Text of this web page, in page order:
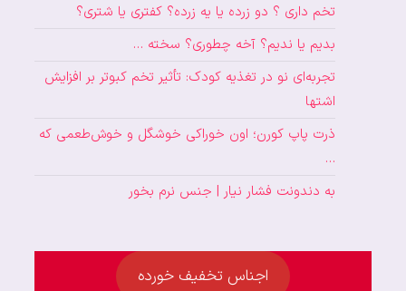
تخم داری ؟ دو زرده یا یه زرده؟ کفتری یا شتری؟
بدیم یا ندیم؟ آخه چطوری؟ سخته …
تجربه‌ای نو در تغذیه کودک: تأثیر تخم کبوتر بر افزایش
اشتها
ذرت پاپ کورن؛ اون خوراکی خوشگل و خوش‌طعمی که
…
به دندونت فشار نیار | جنس نرم بخور
اجناس تخفیف خورده